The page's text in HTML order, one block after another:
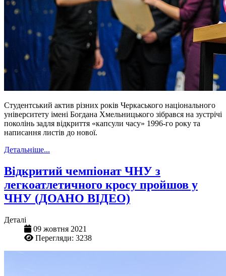
Студентський актив різних років Черкаського національного
університету імені Богдана Хмельницького зібрався на зустрічі
поколінь задля відкриття «капсули часу» 1996-го року та
написання листів до нової.
Детальніше...
Відкритий чемпіонат ЧНУ з
легкоатлетичного кросу пройшов у
ЧНУ (ДОАНО ВІДЕО)
Деталі
09 жовтня 2021
Перегляди: 3238